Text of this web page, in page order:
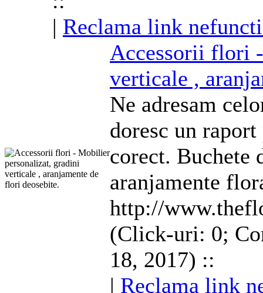
| Reclama link
Accessorii flori
verticale ,
Ne adresam
doresc un
corect.
aranjamente
http://
(Click-uri: 0;
18, 2017) ::
| Reclama link